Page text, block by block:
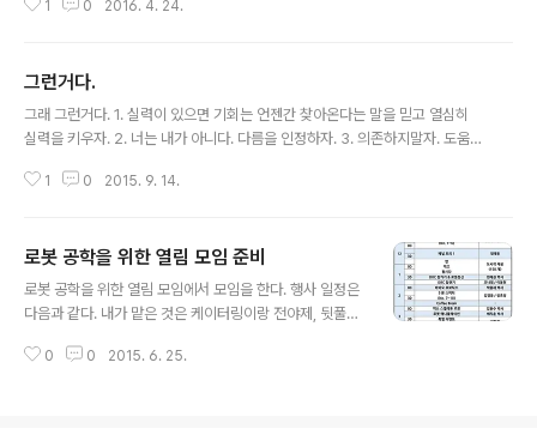
단어. 출애굽기의 원어명이 '이름들'임을 고려. / 이는 구속사적 행동이다. 일종
음'으로 한 행동이라고 한다. 재밌는 것은 그래봤자 3개월이었다. 더는 숨길 수
없었다. : 출애굽기 6장에 보면 모세의 아버지는 아므람, 어머니는 요게벳이라
고 나온다. 그리고 모세의 위로 형 아론과 누나 미리암이 있..
1 0 2016. 4. 24.
그런거다.
그래 그런거다. 1. 실력이 있으면 기회는 언젠간 찾아온다는 말을 믿고 열심히
실력을 키우자. 2. 너는 내가 아니다. 다름을 인정하자. 3. 의존하지말자. 도움을
스스로 해내는 습관을 들여야 비굴해지지 않는다. 4. 하지만 사람을 미워하진
요청하는 그 사람이 되도록 하자. 남들이 너에게 도움을 요청할 수 있는 능력을
키우고, 해낼 수 있는 여유를 갖자. 6. 힘내자. 지금까지 열심히 해왔으니, 언젠
간 내 실력이 올라갈 것이고, 기회가 찾아올 것이다. 그래 그런거다.
1 0 2015. 9. 14.
로봇 공학을 위한 열림 모임 준비
로봇 공학을 위한 열림 모임에서 모임을 한다. 행사 일정은
다음과 같다. 내가 맡은 것은 케이터링이랑 전야제, 뒷풀이
보고 있다. 음.. 옥토버페스트 있던 자리? 케이터링 커피볶
0 0 2015. 6. 25.